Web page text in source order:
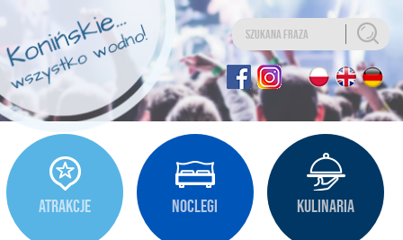
Uwaga:
Ta
strona
internetowa
zawiera
system
ułatwień
dostępu.
ATRAKCJE NOCLEGI KULINARIA